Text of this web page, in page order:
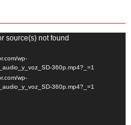
source(s) not found
wp-
360p.mp4?_=1
wp-
360p.mp4?_=1